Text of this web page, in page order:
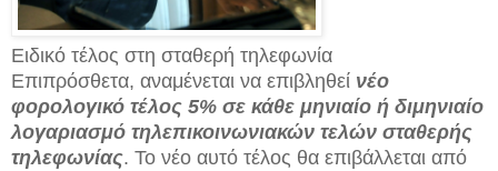
Ειδικό τέλος στη σταθερή τηλεφωνία
Επιπρόσθετα, αναμένεται να επιβληθεί νέο
φορολογικό τέλος 5% σε κάθε μηνιαίο ή διμηνιαίο
λογαριασμό τηλεπικοινωνιακών τελών σταθερής
τηλεφωνίας. Το νέο αυτό τέλος θα επιβάλλεται από